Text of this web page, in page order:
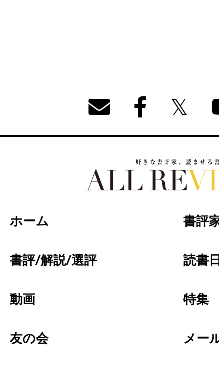
ホーム 書評
書評/解説/選評 読書
動画 特集
友の会 メー